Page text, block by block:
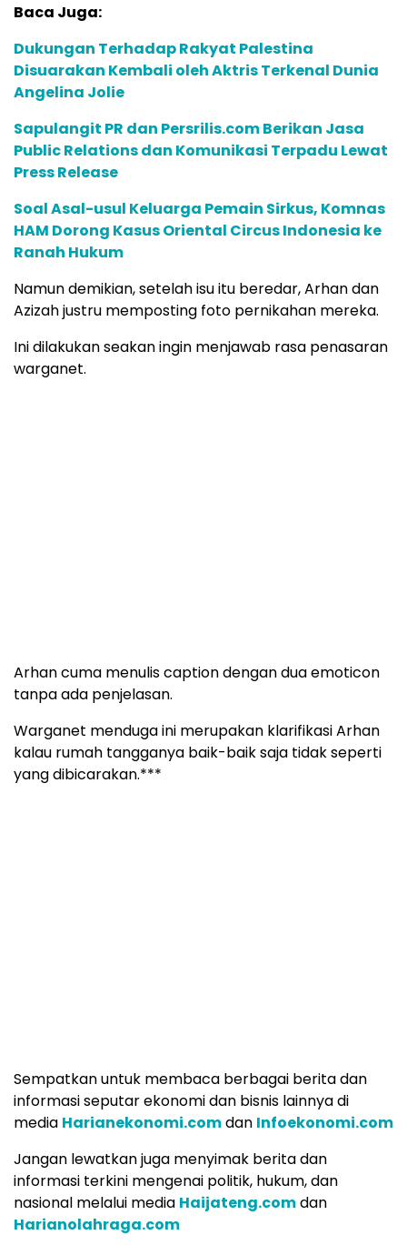
Baca Juga:
Dukungan Terhadap Rakyat Palestina
Disuarakan Kembali oleh Aktris Terkenal Dunia
Angelina Jolie
Sapulangit PR dan Persrilis.com Berikan Jasa
Public Relations dan Komunikasi Terpadu Lewat
Press Release
Soal Asal-usul Keluarga Pemain Sirkus, Komnas
HAM Dorong Kasus Oriental Circus Indonesia ke
Ranah Hukum
Namun demikian, setelah isu itu beredar, Arhan dan
Azizah justru memposting foto pernikahan mereka.
Ini dilakukan seakan ingin menjawab rasa penasaran
warganet.
Arhan cuma menulis caption dengan dua emoticon
tanpa ada penjelasan.
Warganet menduga ini merupakan klarifikasi Arhan
kalau rumah tangganya baik-baik saja tidak seperti
yang dibicarakan.***
Sempatkan untuk membaca berbagai berita dan
informasi seputar ekonomi dan bisnis lainnya di
media Harianekonomi.comdan Infoekonomi.com
Jangan lewatkan juga menyimak berita dan
informasi terkini mengenai politik, hukum, dan
nasional melalui media Haijateng.comdan
Harianolahraga.com